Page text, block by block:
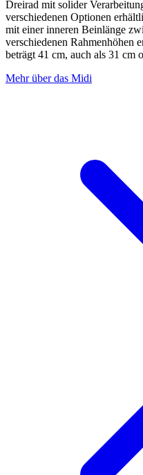
Dreirad mit solider
verschiedenen Optionen
mit einer inneren Beinlänge
verschiedenen Rahmenhöhen
beträgt 41 cm, auch als 31 cm
Mehr über das Midi